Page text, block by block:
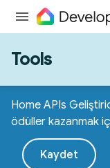
Tools
Home APIs
ödüller kazanmak
Kaydet